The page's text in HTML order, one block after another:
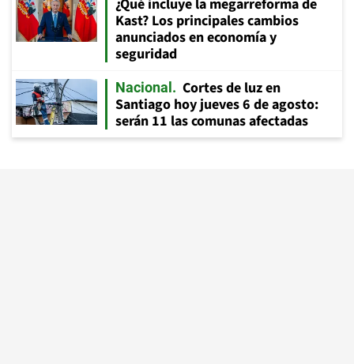
¿Qué incluye la megarreforma de
Kast? Los principales cambios
anunciados en economía y
seguridad
Nacional
Cortes de luz en
Santiago hoy jueves 6 de agosto:
serán 11 las comunas afectadas